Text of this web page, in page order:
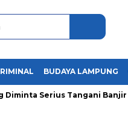
BUDAYA LAMPUNG
Serius Tangani Banjir